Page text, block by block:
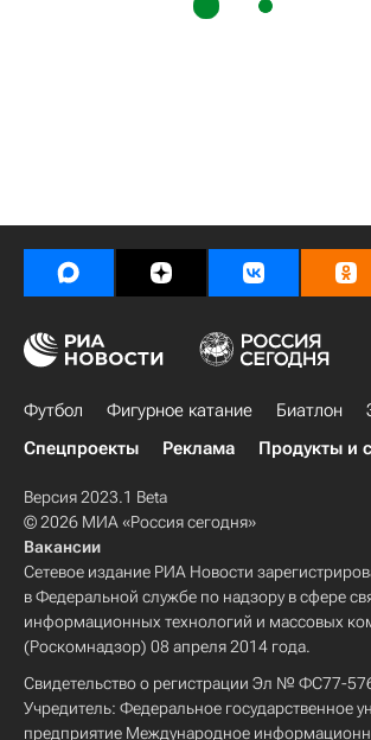
Футбол Фигурное катание Биатлон
Спецпроекты
Реклама Продукты и
Версия 2023.1 Beta
© 2026 МИА «Россия сегодня»
Вакансии
Сетевое издание РИА Новости
в Федеральной службе по надзору в сфере
информационных технологий и массовых
(Роскомнадзор) 08 апреля 2014 года.
Свидетельство о регистрации Эл № ФС77-
Учредитель: Федеральное государственное
предприятие Международное